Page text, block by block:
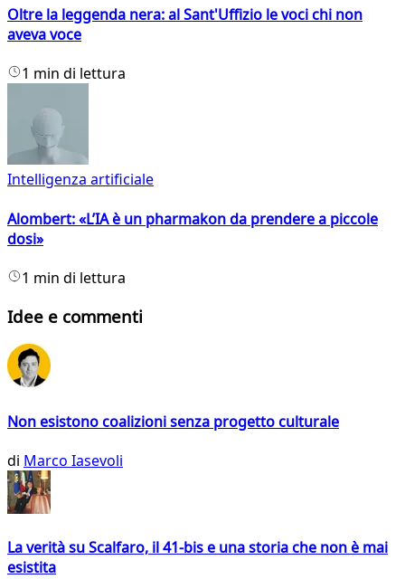
Oltre la leggenda nera: al Sant'Uffizio le voci chi non
aveva voce
1 min di lettura
Intelligenza artificiale
Alombert: «L’IA è un pharmakon da prendere a piccole
dosi»
1 min di lettura
Idee e commenti
Non esistono coalizioni senza progetto culturale
di Marco Iasevoli
La verità su Scalfaro, il 41-bis e una storia che non è mai
esistita